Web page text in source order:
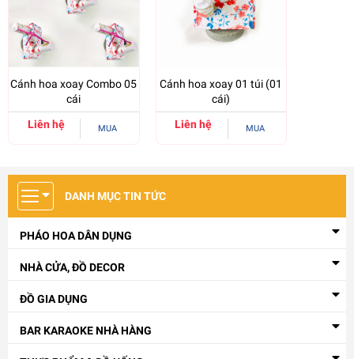
Cánh hoa xoay Combo 05
cái
Liên hệ
MUA
Cánh hoa xoay 01 túi (01
cái)
Liên hệ
MUA
DANH MỤC TIN TỨC
PHÁO HOA DÂN DỤNG
NHÀ CỬA, ĐỒ DECOR
ĐỒ GIA DỤNG
BAR KARAOKE NHÀ HÀNG